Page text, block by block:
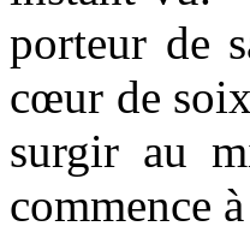
porteur de
cœur de
surgir au
commence